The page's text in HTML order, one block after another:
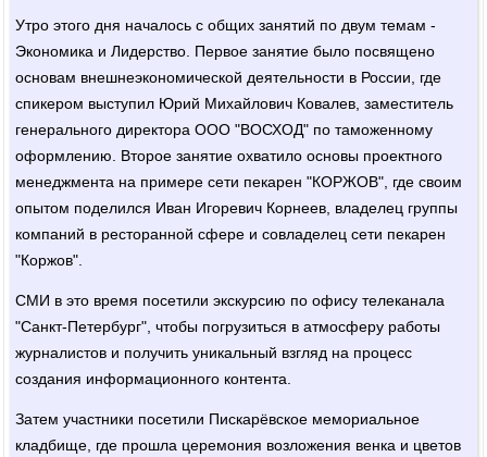
Утро этого дня началось с общих занятий по двум темам -
Экономика и Лидерство. Первое занятие было посвящено
основам внешнеэкономической деятельности в России, где
спикером выступил Юрий Михайлович Ковалев, заместитель
генерального директора ООО "ВОСХОД" по таможенному
оформлению. Второе занятие охватило основы проектного
менеджмента на примере сети пекарен "КОРЖОВ", где своим
опытом поделился Иван Игоревич Корнеев, владелец группы
компаний в ресторанной сфере и совладелец сети пекарен
"Коржов".
СМИ в это время посетили экскурсию по офису телеканала
"Санкт-Петербург", чтобы погрузиться в атмосферу работы
журналистов и получить уникальный взгляд на процесс
создания информационного контента.
Затем участники посетили Пискарёвское мемориальное
кладбище, где прошла церемония возложения венка и цветов